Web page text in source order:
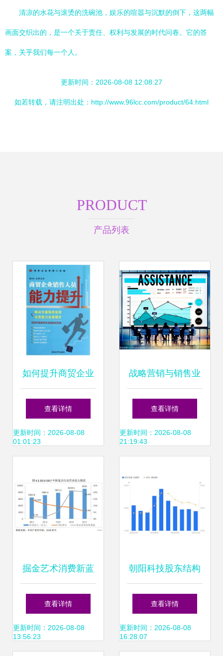
清凉的水花与滚烫的洗碗池，娱乐的喧嚣与沉默的倒下，这两幅
画面交织出的，是一个关于责任、权利与发展的时代问卷。它的答
案，关乎我们每一个人。
更新时间：2026-08-08 12:08:27
如若转载，请注明出处：http://www.96lcc.com/product/64.html
PRODUCT
产品列表
如何提升商贸企业
销售人员综合能力
从精准掌握产品信
查看详情
更新时间：2026-08-08
01:01:23
战略营销与销售业
务的协同与本质分
析
查看详情
更新时间：2026-08-08
21:19:43
掘金艺术消费新蓝
海 销售业务的价值
重构与增长策略
查看详情
更新时间：2026-08-08
13:56:23
朝阳科技股东结构
变动 持股集中度提
升，但户均市值微
查看详情
更新时间：2026-08-08
16:28:07